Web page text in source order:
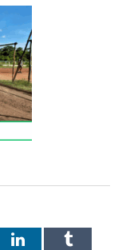
LinkedInTumblr